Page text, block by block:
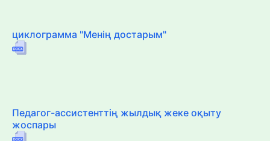
циклограмма "Менің достарым"
Педагог-ассистенттің жылдық жеке оқыту
жоспары